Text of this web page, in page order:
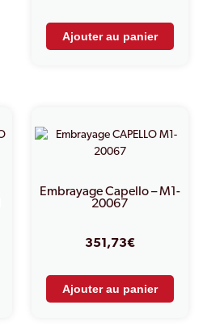
Ajouter au panier
Embrayage Capello – M1-
20067
351,73€
Ajouter au panier